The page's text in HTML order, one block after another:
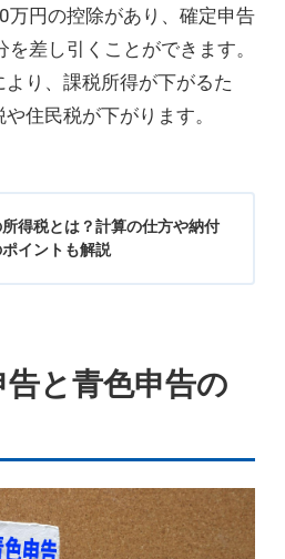
万円の控除があり、確定申告
差し引くことができます。
り、課税所得が下がるた
住民税が下がります。
得税とは？計算の仕方や納付
イントも解説
告と青色申告の